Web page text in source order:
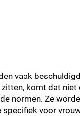
vaak
komt dat niet
normen. Ze
specifiek voor